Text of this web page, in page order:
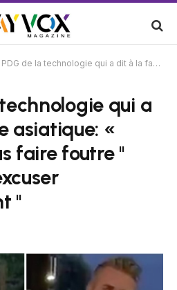
la technologie qui a dit à la famille asiatique: « Trump va vous faire foutre '' voudrait « s'excuser profondément ''
qui a
asiatique: «
faire foutre ''
''